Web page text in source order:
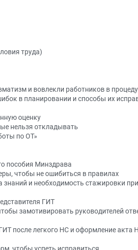
труда)
и вовлекли работников в
в планировании и способы их
оценку
нельзя откладывать
по ОТ»
пособия Минздрава
чтобы не ошибиться в правилах
и необходимость стажировки
ГИТ
замотивировать руководителей
после легкого НС и оформление акта